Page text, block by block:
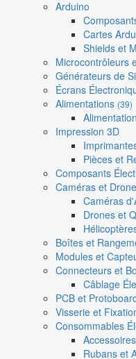
Arduino
Cartes
Shields et
Microcontrôleurs
Générateurs de
Écrans
Alimentations (39)
Impression 3D
Pièces et
Composants
Caméras et
Caméras
Drones et
Boîtes et
Modules et
Connecteurs et
Câblage
PCB et
Visserie et
Consommables
Rubans et